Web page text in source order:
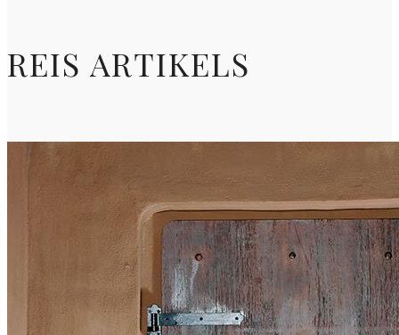
REIS ARTIKELS